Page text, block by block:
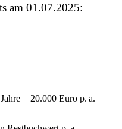
am 01.07.2025:
= 20.000 Euro p. a.